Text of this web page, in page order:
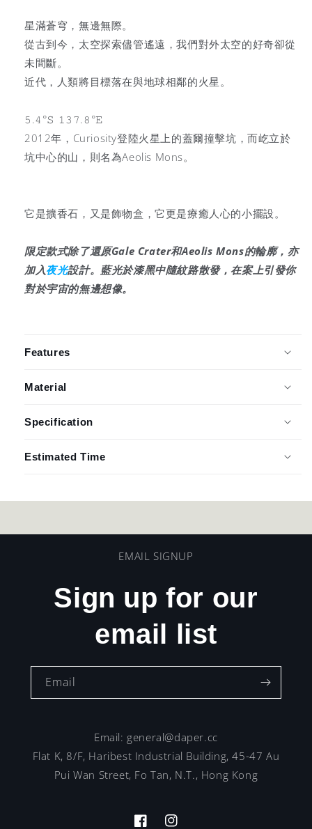
星滿蒼穹，無邊無際。
從古到今，太空探索儘管遙遠，我們對外太空的好奇卻從
未間斷。
近代，人類將目標落在與地球相鄰的火星。
𝟻.𝟺°𝚂 𝟷𝟹𝟽.𝟾°𝙴
2012年，Curiosity登陸火星上的蓋爾撞擊坑，而屹立於
坑中心的山，則名為Aeolis Mons。
它是擴香石，又是飾物盒，它更是療癒人心的小擺設。
限定款式除了還原Gale Crater和Aeolis Mons的輪廓，亦
加入夜光設計。藍光於漆黑中隨紋路散發，在案上引發你
對於宇宙的無邊想像。
Features
Material
Specification
Estimated Time
EMAIL SIGNUP
Sign up for our
email list
Email
Email: general@daper.cc
Flat K, 8/F, Haribest Industrial Building, 45-47 Au
Pui Wan Street, Fo Tan, N.T., Hong Kong